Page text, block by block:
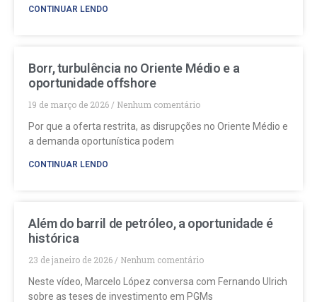
CONTINUAR LENDO
Borr, turbulência no Oriente Médio e a
oportunidade offshore
19 de março de 2026
Nenhum comentário
Por que a oferta restrita, as disrupções no Oriente Médio e
a demanda oportunística podem
CONTINUAR LENDO
Além do barril de petróleo, a oportunidade é
histórica
23 de janeiro de 2026
Nenhum comentário
Neste vídeo, Marcelo López conversa com Fernando Ulrich
sobre as teses de investimento em PGMs